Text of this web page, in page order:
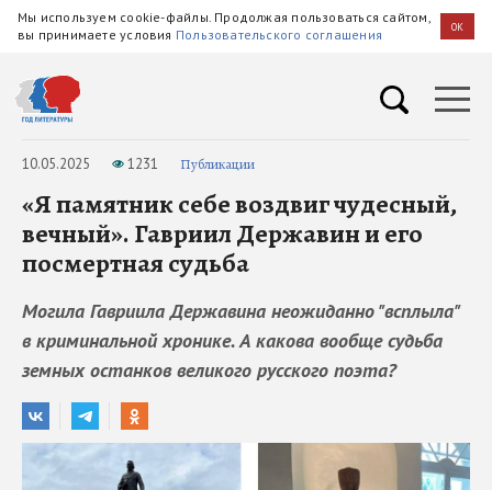
Мы используем cookie-файлы. Продолжая пользоваться сайтом,
вы принимаете условия Пользовательского соглашения OK
10.05.2025 1231 Публикации
«Я памятник себе воздвиг чудесный,
вечный». Гавриил Державин и его
посмертная судьба
Могила Гавриила Державина неожиданно "всплыла"
в криминальной хронике. А какова вообще судьба
земных останков великого русского поэта?